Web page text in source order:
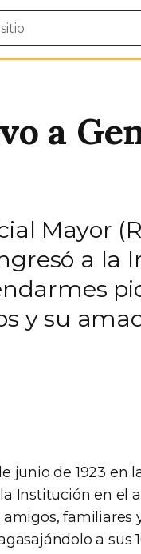
a
Mayor
a la
y su
junio de 1923 en
Institución en el
amigos, familiares
a sus